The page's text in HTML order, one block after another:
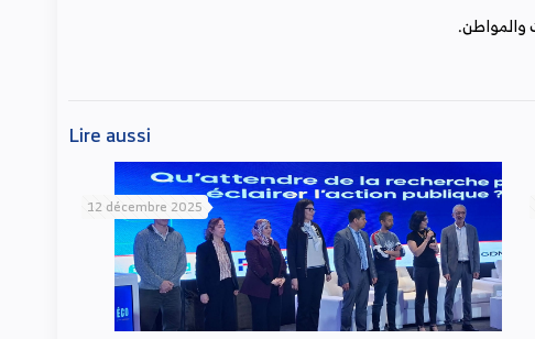
Lire aussi
12 décembre 2025